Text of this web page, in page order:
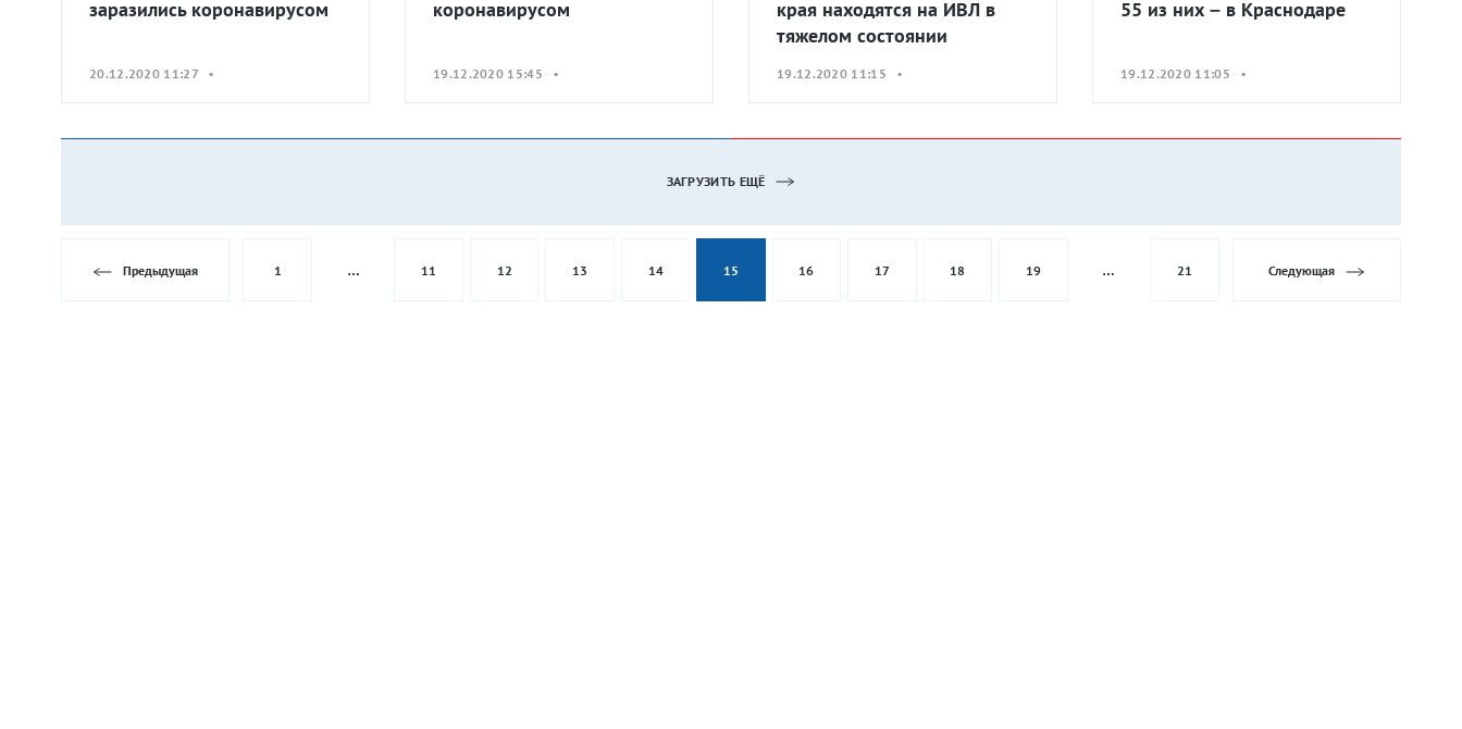
заразились коронавирусом
20.12.2020 11:27 •
коронавирусом
19.12.2020 15:45 •
края находятся на ИВЛ в
тяжелом состоянии
19.12.2020 11:15 •
55 из них – в Краснодаре
19.12.2020 11:05 •
ЗАГРУЗИТЬ ЕЩЁ
Предыдущая 1 … 11 12 13 14 15 16 17 18 19 … 21 Следующая